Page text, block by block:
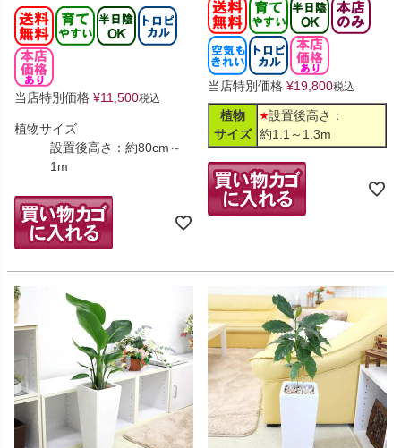
当店特別価格 ¥11,500税込
植物サイズ
設置後高さ：約80cm～
1m
当店特別価格 ¥19,800税込
植物
サイズ
設置後高さ：
約1.1～1.3m